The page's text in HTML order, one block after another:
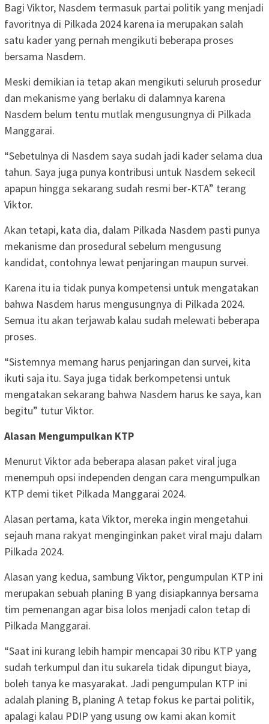
Bagi Viktor, Nasdem termasuk partai politik yang menjadi
favoritnya di Pilkada 2024 karena ia merupakan salah
satu kader yang pernah mengikuti beberapa proses
bersama Nasdem.
Meski demikian ia tetap akan mengikuti seluruh prosedur
dan mekanisme yang berlaku di dalamnya karena
Nasdem belum tentu mutlak mengusungnya di Pilkada
Manggarai.
“Sebetulnya di Nasdem saya sudah jadi kader selama dua
tahun. Saya juga punya kontribusi untuk Nasdem sekecil
apapun hingga sekarang sudah resmi ber-KTA” terang
Viktor.
Akan tetapi, kata dia, dalam Pilkada Nasdem pasti punya
mekanisme dan prosedural sebelum mengusung
kandidat, contohnya lewat penjaringan maupun survei.
Karena itu ia tidak punya kompetensi untuk mengatakan
bahwa Nasdem harus mengusungnya di Pilkada 2024.
Semua itu akan terjawab kalau sudah melewati beberapa
proses.
“Sistemnya memang harus penjaringan dan survei, kita
ikuti saja itu. Saya juga tidak berkompetensi untuk
mengatakan sekarang bahwa Nasdem harus ke saya, kan
begitu” tutur Viktor.
Alasan Mengumpulkan KTP
Menurut Viktor ada beberapa alasan paket viral juga
menempuh opsi independen dengan cara mengumpulkan
KTP demi tiket Pilkada Manggarai 2024.
Alasan pertama, kata Viktor, mereka ingin mengetahui
sejauh mana rakyat menginginkan paket viral maju dalam
Pilkada 2024.
Alasan yang kedua, sambung Viktor, pengumpulan KTP ini
merupakan sebuah planing B yang disiapkannya bersama
tim pemenangan agar bisa lolos menjadi calon tetap di
Pilkada Manggarai.
“Saat ini kurang lebih hampir mencapai 30 ribu KTP yang
sudah terkumpul dan itu sukarela tidak dipungut biaya,
boleh tanya ke masyarakat. Jadi pengumpulan KTP ini
adalah planing B, planing A tetap fokus ke partai politik,
apalagi kalau PDIP yang usung ow kami akan komit